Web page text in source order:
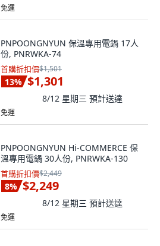
免運
PNPOONGNYUN 保溫專用電鍋 17人
份, PNRWKA-74
首購折扣價$1,501
13% $1,301
8/12 星期三 預計送達
免運
PNPOONGNYUN Hi-COMMERCE 保
溫專用電鍋 30人份, PNRWKA-130
首購折扣價$2,449
8% $2,249
8/12 星期三 預計送達
免運